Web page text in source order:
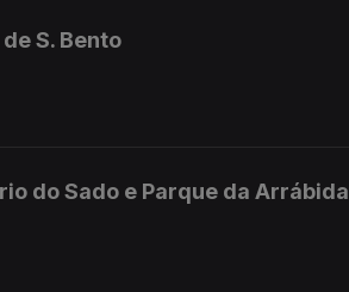
S. Bento
do Sado e Parque da Arrábida